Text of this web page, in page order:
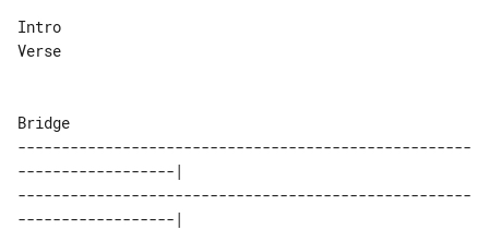
Intro
Verse
Bridge
----------------------------------------------------
------------------|
----------------------------------------------------
------------------|